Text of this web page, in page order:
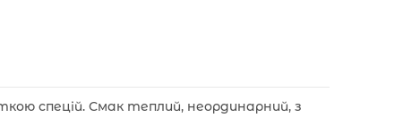
спецій. Смак теплий, неординарний, з